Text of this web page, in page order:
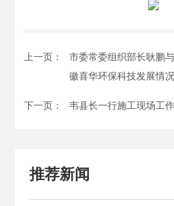
上一页：
市委常委组织部长耿鹏
徽喜华环保科技发展情况
下一页： 韦县长一行施工现场工
推荐新闻